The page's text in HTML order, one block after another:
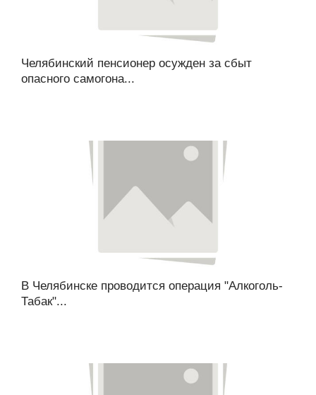
Челябинский пенсионер осужден за сбыт
опасного самогона...
В Челябинске проводится операция "Алкоголь-
Табак"...